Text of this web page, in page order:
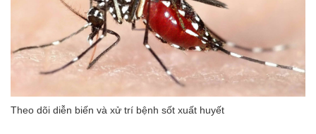
Theo dõi diễn biến và xử trí bệnh sốt xuất huyết